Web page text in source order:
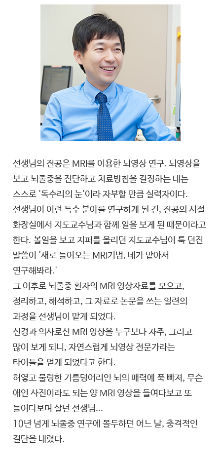
선생님의 전공은 MRI를 이용한 뇌영상 연구. 뇌영상을
보고 뇌졸중을 진단하고 치료방침을 결정하는 데는
스스로 '독수리의 눈'이라 자부할 만큼 실력자이다.
선생님이 이런 특수 분야를 연구하게 된 건, 전공의 시절
화장실에서 지도교수님과 함께 일을 보게 된 때문이라고
한다. 볼일을 보고 지퍼를 올리던 지도교수님이 툭 던진
말씀이 '새로 들여오는 MRI기법, 네가 맡아서
연구해봐라.'
그 이후로 뇌졸중 환자의 MRI 영상자료를 모으고,
정리하고, 해석하고, 그 자료로 논문을 쓰는 일련의
과정을 선생님이 맡게 되었다.
신경과 의사로선 MRI 영상을 누구보다 자주, 그리고
많이 보게 되니, 자연스럽게 뇌영상 전문가라는
타이틀을 얻게 되었다고 한다.
허옇고 물렁한 기름덩어리인 뇌의 매력에 푹 빠져, 무슨
애인 사진이라도 되는 양 MRI 영상을 들여다보고 또
들여다보며 살던 선생님...
10년 넘게 뇌졸중 연구에 몰두하던 어느 날, 충격적인
결단을 내렸다.